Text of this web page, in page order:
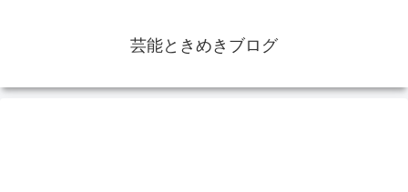
芸能ときめきブログ